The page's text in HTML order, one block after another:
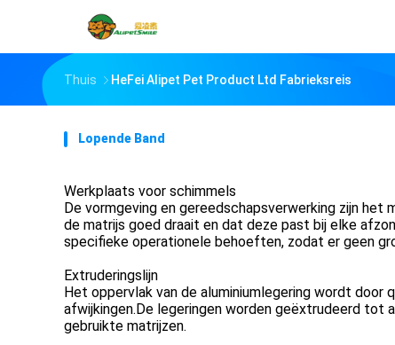
Thuis HeFei Alipet Pet Product Ltd Fabrieksreis
Lopende Band
Werkplaats voor schimmels
De vormgeving en gereedschapsverwerking zijn
de matrijs goed draait en dat deze past bij elke
specifieke operationele behoeften, zodat er geen
Extruderingslijn
Het oppervlak van de aluminiumlegering wordt
afwijkingen.De legeringen worden geëxtrudeerd tot
gebruikte matrijzen.